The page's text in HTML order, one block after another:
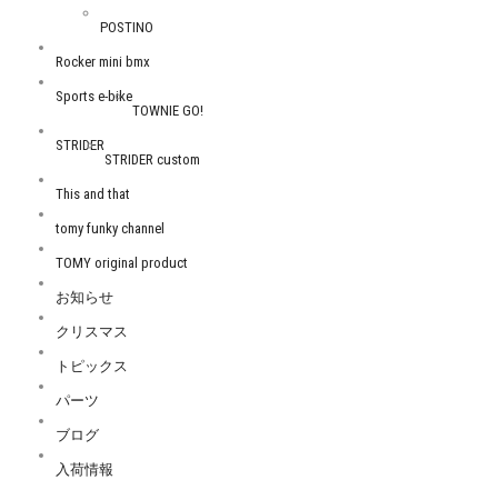
POSTINO
Rocker mini bmx
Sports e-bike
TOWNIE GO!
STRIDER
STRIDER custom
This and that
tomy funky channel
TOMY original product
お知らせ
クリスマス
トピックス
パーツ
ブログ
入荷情報